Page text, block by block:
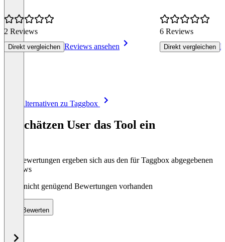
2 Reviews
Direkt vergleichen Reviews ansehen
6 Reviews
Direkt vergleichen
Alle Alternativen zu Taggbox
So schätzen User das Tool ein
Die Bewertungen ergeben sich aus den für Taggbox abgegebenen
Reviews
Noch nicht genügend Bewertungen vorhanden
Bewerten